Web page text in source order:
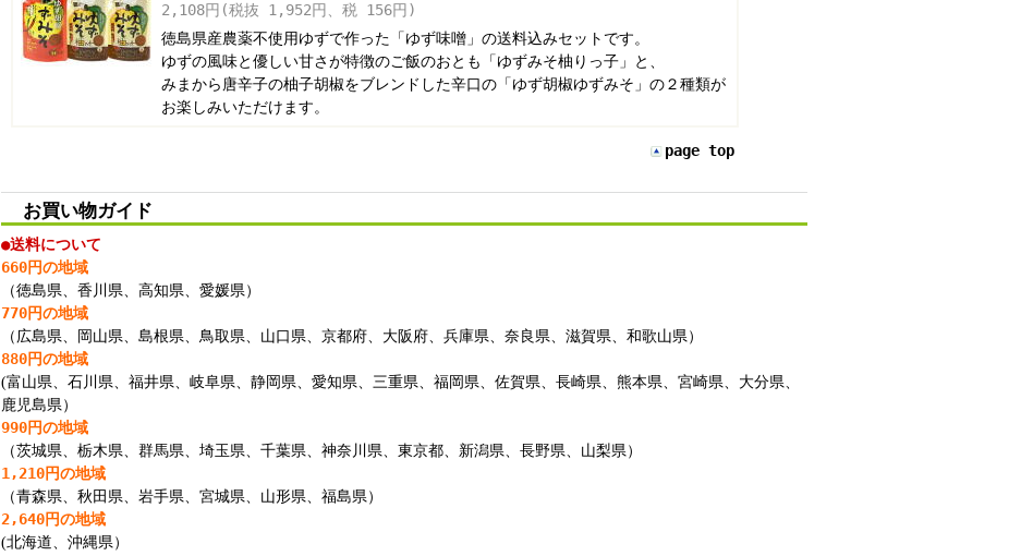
2,108円(税抜 1,952円、税 156円)
徳島県産農薬不使用ゆずで作った「ゆず味噌」の送料込みセットです。
ゆずの風味と優しい甘さが特徴のご飯のおとも「ゆずみそ柚りっ子」と、
みまから唐辛子の柚子胡椒をブレンドした辛口の「ゆず胡椒ゆずみそ」の２種類が
お楽しみいただけます。
page top
お買い物ガイド
●送料について
660円の地域
（徳島県、香川県、高知県、愛媛県）
770円の地域
（広島県、岡山県、島根県、鳥取県、山口県、京都府、大阪府、兵庫県、奈良県、滋賀県、和歌山県）
880円の地域
(富山県、石川県、福井県、岐阜県、静岡県、愛知県、三重県、福岡県、佐賀県、長崎県、熊本県、宮崎県、大分県、
鹿児島県）
990円の地域
（茨城県、栃木県、群馬県、埼玉県、千葉県、神奈川県、東京都、新潟県、長野県、山梨県）
1,210円の地域
（青森県、秋田県、岩手県、宮城県、山形県、福島県）
2,640円の地域
(北海道、沖縄県）